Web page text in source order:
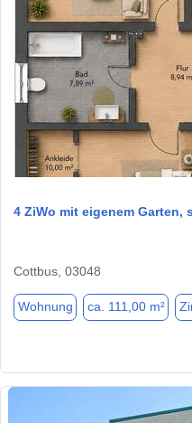
4 ZiWo mit eigenem
Cottbus, 03048
Wohnung ca. 111,00 m²